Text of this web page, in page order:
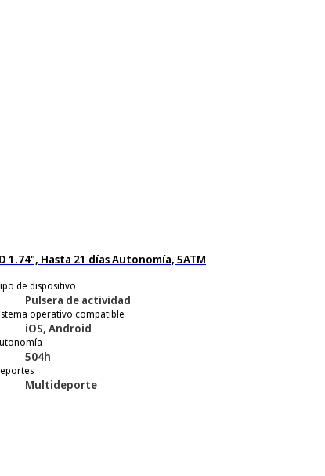
1.74", Hasta 21 días Autonomía, 5ATM
de dispositivo
Pulsera de actividad
operativo compatible
iOS, Android
504h
Multideporte